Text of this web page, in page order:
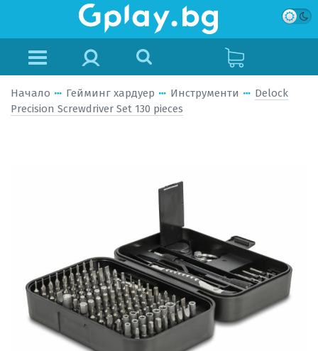
Начало Гейминг хардуер Инструменти
Delock
Precision Screwdriver Set 130 pieces